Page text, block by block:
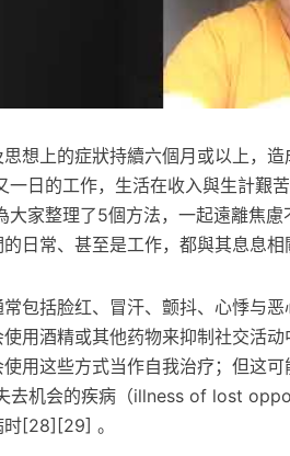
想上的症狀持續六個月或以上，
一日的工作，生活在收入與生計艱
大家整理了5個方法，一起遠離焦
日常、甚至是工作，都與其息息
包括脸红、冒汗、颤抖、心悸与
用酒精或其他药物来抑制社交活
用这些方式当作自我治疗；但这
去机会的疾病（illness of lost
时[28][29] 。